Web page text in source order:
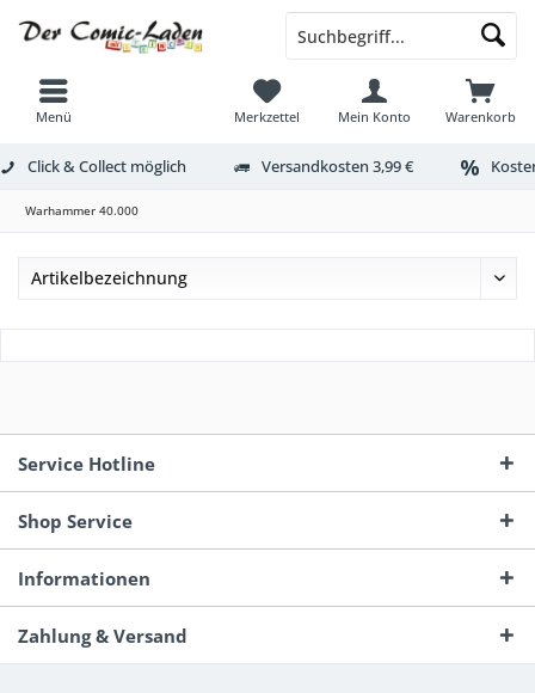
Menü Warenkorb
Merkzettel Mein Konto
Click & Collect möglich Versandkosten 3,99 €
Warhammer 40.000
Service Hotline
Shop Service
Informationen
Zahlung & Versand